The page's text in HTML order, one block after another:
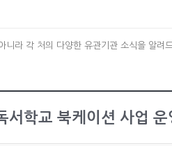
니라 각 처의 다양한 유관기관 소식을 알려
서학교 북케이션 사업 운